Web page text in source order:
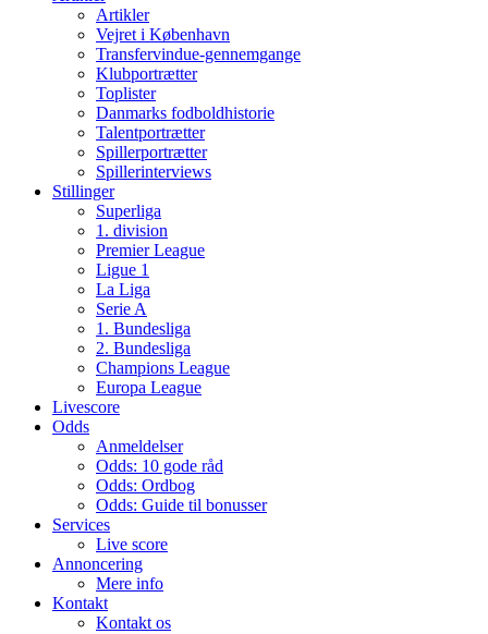
Artikler
Vejret i København
Transfervindue-gennemgange
Klubportrætter
Toplister
Danmarks fodboldhistorie
Talentportrætter
Spillerportrætter
Spillerinterviews
Stillinger
Superliga
1. division
Premier League
Ligue 1
La Liga
Serie A
1. Bundesliga
2. Bundesliga
Champions League
Europa League
Livescore
Odds
Anmeldelser
Odds: 10 gode råd
Odds: Ordbog
Odds: Guide til bonusser
Services
Live score
Annoncering
Mere info
Kontakt
Kontakt os